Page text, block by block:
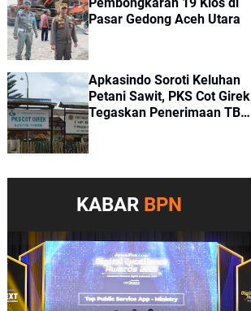
Pembongkaran 19 Kios di
Pasar Gedong Aceh Utara
Apkasindo Soroti Keluhan
Petani Sawit, PKS Cot Girek
Tegaskan Penerimaan TBS
KABAR BPN